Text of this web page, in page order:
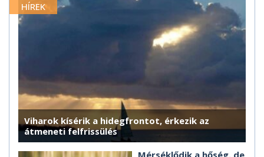
HÍREK
Viharok kísérik a hidegfrontot, érkezik az
átmeneti felfrissülés